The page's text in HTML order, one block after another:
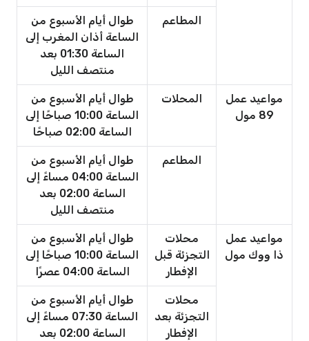
المطاعم
طوال أيام الأسبوع من
الساعة أذان المغرب إلى
الساعة 01:30 بعد
منتصف الليل
مواعيد عمل
89 مول
المحلات
طوال أيام الأسبوع من
الساعة 10:00 صباحًا إلى
الساعة 02:00 صباحًا
المطاعم
طوال أيام الأسبوع من
الساعة 04:00 مساءً إلى
الساعة 02:00 بعد
منتصف الليل
مواعيد عمل
ذا ووك مول
محلات
التجزئة قبل
الإفطار
طوال أيام الأسبوع من
الساعة 10:00 صباحًا إلى
الساعة 04:00 عصرًا
محلات
التجزئة بعد
الإفطار
طوال أيام الأسبوع من
الساعة 07:30 مساءً إلى
الساعة 02:00 بعد